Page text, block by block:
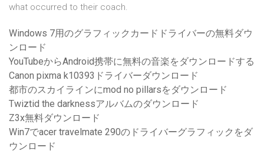
what occurred to their coach.
Windows 7用のグラフィックカードドライバーの無料ダウ
ンロード
YouTubeからAndroid携帯に無料の音楽をダウンロードする
Canon pixma k10393ドライバーダウンロード
都市のスカイラインにmod no pillarsをダウンロード
Twiztid the darknessアルバムのダウンロード
Z3x無料ダウンロード
Win7でacer travelmate 290のドライバーグラフィックをダ
ウンロード